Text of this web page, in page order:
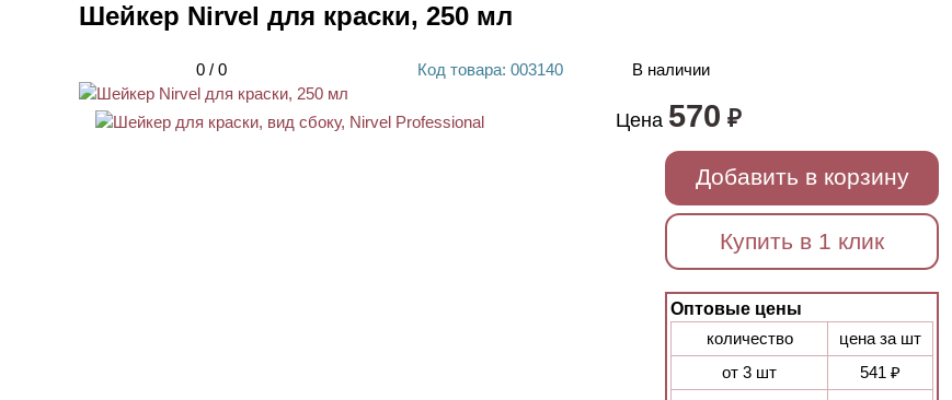
Шейкер Nirvel для краски, 250 мл
0 / 0 Код товара: 003140 В наличии
Цена 570 ₽
Добавить в корзину
Купить в 1 клик
Оптовые цены
количество
цена за шт
от 3 шт
541 ₽